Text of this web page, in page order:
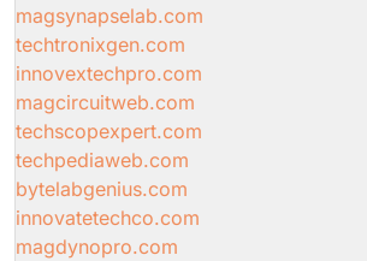
magsynapselab.com
techtronixgen.com
innovextechpro.com
magcircuitweb.com
techscopexpert.com
techpediaweb.com
bytelabgenius.com
innovatetechco.com
magdynopro.com